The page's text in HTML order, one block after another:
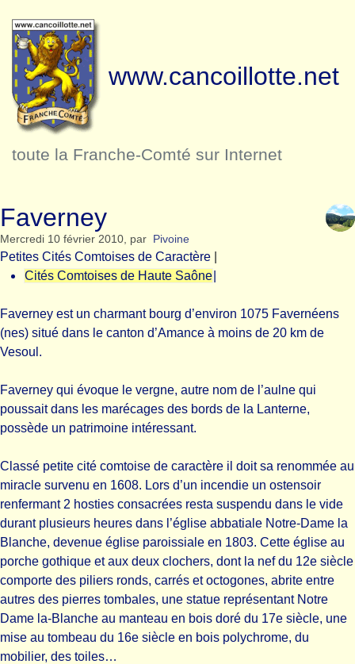
www.cancoillotte.net
toute la Franche-Comté sur Internet
Faverney
Mercredi 10 février 2010, par Pivoine
Petites Cités Comtoises de Caractère
Cités Comtoises de Haute Saône
Faverney est un charmant bourg d’environ 1075 Favernéens
(nes) situé dans le canton d’Amance à moins de 20 km de
Vesoul.
Faverney qui évoque le vergne, autre nom de l’aulne qui
poussait dans les marécages des bords de la Lanterne,
possède un patrimoine intéressant.
Classé petite cité comtoise de caractère il doit sa renommée au
miracle survenu en 1608. Lors d’un incendie un ostensoir
renfermant 2 hosties consacrées resta suspendu dans le vide
durant plusieurs heures dans l’église abbatiale Notre-Dame la
Blanche, devenue église paroissiale en 1803. Cette église au
porche gothique et aux deux clochers, dont la nef du 12e siècle
comporte des piliers ronds, carrés et octogones, abrite entre
autres des pierres tombales, une statue représentant Notre
Dame la-Blanche au manteau en bois doré du 17e siècle, une
mise au tombeau du 16e siècle en bois polychrome, du
mobilier, des toiles…